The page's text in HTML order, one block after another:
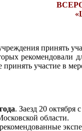
принять
участие в
. Заезд 20 октября
области.